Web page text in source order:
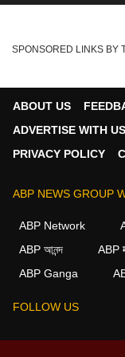
SPONSORED LINKS BY
ABOUT US
ADVERTISE WITH US
PRIVACY POLICY
ABP NEWS GROUP
ABP Network
ABP আনন্দ
ABP
ABP Ganga
FOLLOW US